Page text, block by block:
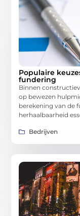
Populaire
fundering
Binnen
op bewezen
berekening van de
herhaalbaarheid
Bedrijven